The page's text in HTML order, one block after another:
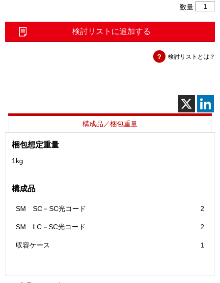
数量
LC/SC
コ
セ
ッ
ト
個
検討リストに追加する
検討リストとは？
構成品／梱包重量
梱包想定重量
1kg
構成品
SM SC－SC光コード 2
SM LC－SC光コード 2
収容ケース 1